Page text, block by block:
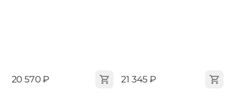
‍20 570‍₽ ‍21 345‍₽